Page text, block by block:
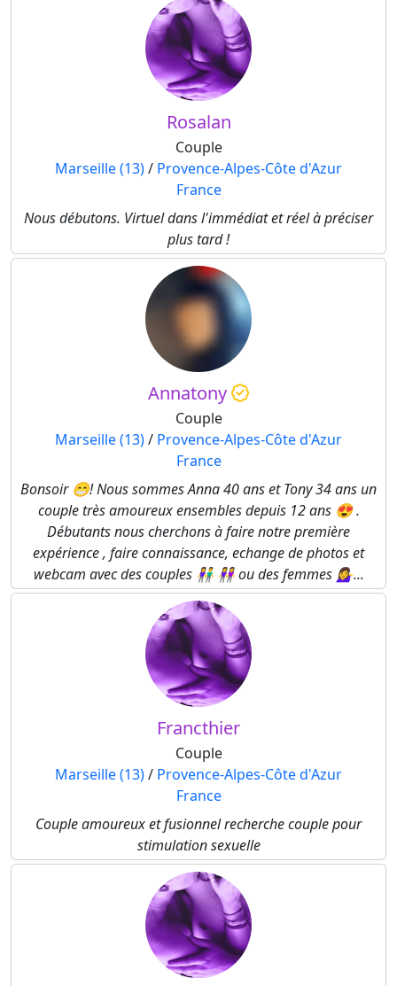
Rosalan
Couple
Marseille (13)/ Provence-Alpes-Côte d'Azur
France
Nous débutons. Virtuel dans l'immédiat et réel à préciser
plus tard !
Annatony
Couple
Marseille (13)/ Provence-Alpes-Côte d'Azur
France
Bonsoir 😁! Nous sommes Anna 40 ans et Tony 34 ans un
couple très amoureux ensembles depuis 12 ans 😍 .
Débutants nous cherchons à faire notre première
expérience , faire connaissance, echange de photos et
webcam avec des couples 👫 👭 ou des femmes 💁‍♀️...
Francthier
Couple
Marseille (13)/ Provence-Alpes-Côte d'Azur
France
Couple amoureux et fusionnel recherche couple pour
stimulation sexuelle